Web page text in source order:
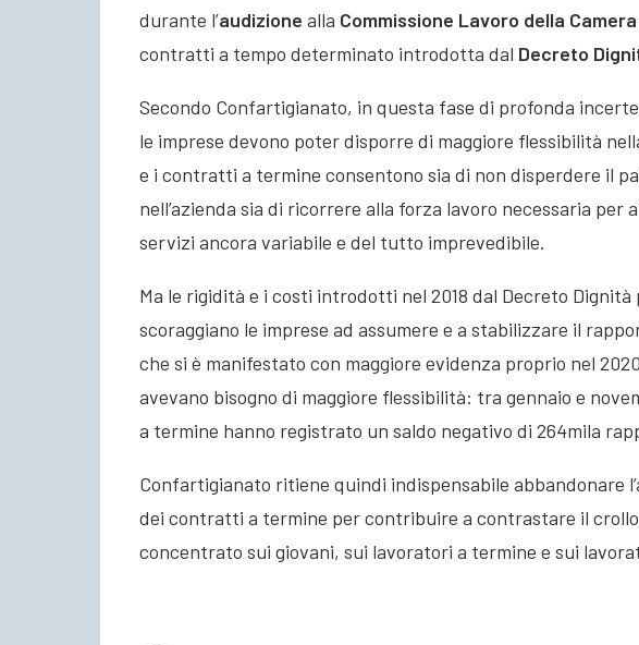
durante l’audizione alla Commissione Lavoro della Camera
contratti a tempo determinato introdotta dal Decreto
Secondo Confartigianato, in questa fase di profonda
le imprese devono poter disporre di maggiore flessibilità
e i contratti a termine consentono sia di non disperdere il
nell’azienda sia di ricorrere alla forza lavoro necessaria
servizi ancora variabile e del tutto imprevedibile.
Ma le rigidità e i costi introdotti nel 2018 dal Decreto
scoraggiano le imprese ad assumere e a stabilizzare il
che si è manifestato con maggiore evidenza proprio nel
avevano bisogno di maggiore flessibilità: tra gennaio e
a termine hanno registrato un saldo negativo di 264mila
Confartigianato ritiene quindi indispensabile abbandonare
dei contratti a termine per contribuire a contrastare il crollo
concentrato sui giovani, sui lavoratori a termine e sui